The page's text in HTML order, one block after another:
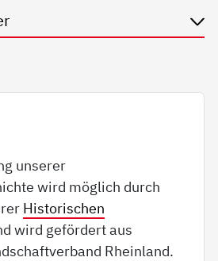
unserer
wird möglich durch
Historischen
wird gefördert aus
Rheinland.